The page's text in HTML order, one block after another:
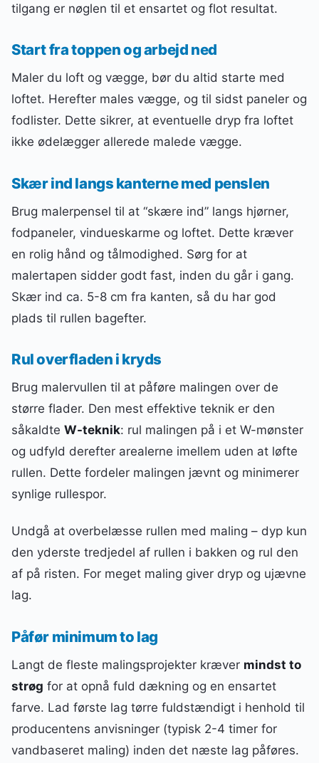
tilgang er nøglen til et ensartet og flot resultat.
Start fra toppen og arbejd ned
Maler du loft og vægge, bør du altid starte med
loftet. Herefter males vægge, og til sidst paneler og
fodlister. Dette sikrer, at eventuelle dryp fra loftet
ikke ødelægger allerede malede vægge.
Skær ind langs kanterne med penslen
Brug malerpensel til at “skære ind” langs hjørner,
fodpaneler, vindueskarme og loftet. Dette kræver
en rolig hånd og tålmodighed. Sørg for at
malertapen sidder godt fast, inden du går i gang.
Skær ind ca. 5-8 cm fra kanten, så du har god
plads til rullen bagefter.
Rul overfladen i kryds
Brug malervullen til at påføre malingen over de
større flader. Den mest effektive teknik er den
såkaldte W-teknik: rul malingen på i et W-mønster
og udfyld derefter arealerne imellem uden at løfte
rullen. Dette fordeler malingen jævnt og minimerer
synlige rullespor.
Undgå at overbelæsse rullen med maling – dyp kun
den yderste tredjedel af rullen i bakken og rul den
af på risten. For meget maling giver dryp og ujævne
lag.
Påfør minimum to lag
Langt de fleste malingsprojekter kræver mindst to
strøg for at opnå fuld dækning og en ensartet
farve. Lad første lag tørre fuldstændigt i henhold til
producentens anvisninger (typisk 2-4 timer for
vandbaseret maling) inden det næste lag påføres.